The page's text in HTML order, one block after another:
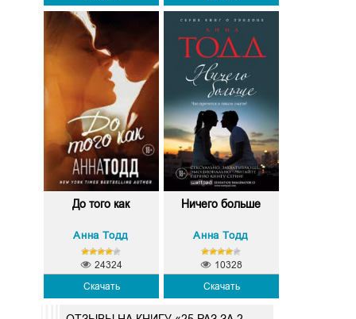
До того как
Анна Тодд
Скачать
24324
Ничего больше
Анна Тодд
Скачать
10328